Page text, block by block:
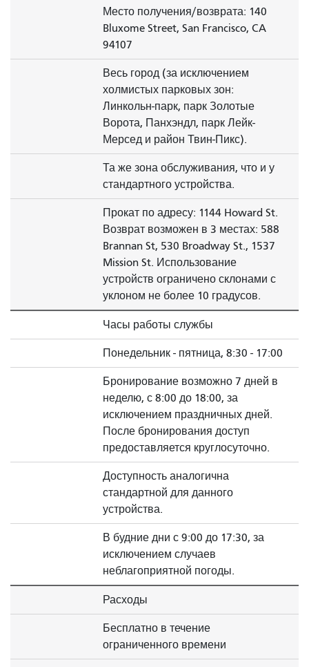
Место получения/возврата: 140
Bluxome Street, San Francisco, CA
94107
Весь город (за исключением
холмистых парковых зон:
Линкольн-парк, парк Золотые
Ворота, Панхэндл, парк Лейк-
Мерсед и район Твин-Пикс).
Та же зона обслуживания, что и у
стандартного устройства.
Прокат по адресу: 1144 Howard St.
Возврат возможен в 3 местах: 588
Brannan St, 530 Broadway St., 1537
Mission St. Использование
устройств ограничено склонами с
уклоном не более 10 градусов.
Часы работы службы
Понедельник - пятница, 8:30 - 17:00
Бронирование возможно 7 дней в
неделю, с 8:00 до 18:00, за
исключением праздничных дней.
После бронирования доступ
предоставляется круглосуточно.
Доступность аналогична
стандартной для данного
устройства.
В будние дни с 9:00 до 17:30, за
исключением случаев
неблагоприятной погоды.
Расходы
Бесплатно в течение
ограниченного времени